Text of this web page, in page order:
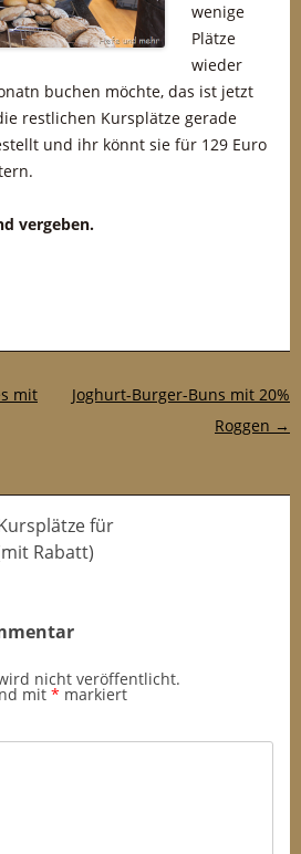
wenige
Plätze
wieder
buchen möchte, das ist jetzt
restlichen Kursplätze gerade
und ihr könnt sie für 129 Euro
vergeben.
mit
Joghurt-Burger-Buns mit 20%
Roggen →
für
Rabatt)
nicht veröffentlicht.
mit * markiert